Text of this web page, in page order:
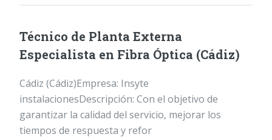
Técnico de Planta Externa
Especialista en Fibra Óptica (Cádiz)
Cádiz (Cádiz)Empresa: Insyte
instalacionesDescripción: Con el objetivo de
garantizar la calidad del servicio, mejorar los
tiempos de respuesta y refor